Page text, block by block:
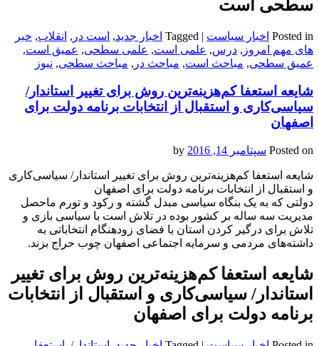
سطحی است
Posted in اخبار سیاست |
Tagged اخبار جدید, است در , انقلاب, خبر
های مهم امروز , درس, علمی است, علمی سطحی, عمیق است,
عمیق سطحی, مباحث است, مباحث در , مباحث سطحی, نیوز
شایعه استعفا کم‌هزینه‌ترین روش برای تغییر استاندار/
سیاسی‌کاری و استقبال از انتخابات برنامه دولت برای
اصفهان
Posted on سپتامبر 14, 2016
شایعه استعفا کم‌هزینه‌ترین روش برای تغییر استاندار/ سیاسی‌کاری
و استقبال از انتخابات برنامه دولت برای اصفهان
دولتی که به یک بنگاه سیاسی مبدل گشته و رکود و تورم ماحصل
مدیریت سه‌ ساله بر کشور بوده در تلاش است با سیاسی بازی و
تلاش برای درگیر کردن استان با فضای زودهنگام انتخاباتی به
داشته‌های مردمی و سرمایه اجتماعی اصفهان چوب حراج بزند.
شایعه استعفا کم‌هزینه‌ترین روش برای تغییر
استاندار/ سیاسی‌کاری و استقبال از انتخابات
برنامه دولت برای اصفهان